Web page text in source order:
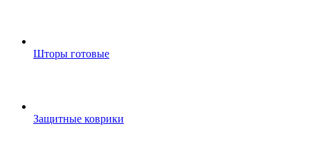
Шторы готовые
Защитные коврики